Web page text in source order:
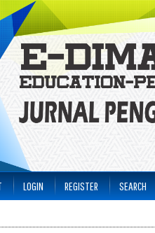
LOGIN REGISTER SEARCH